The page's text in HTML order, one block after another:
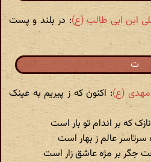
: در بلند و پست
ت
: اکنون که ز پیریم به عینک
که بر اندام تو بار است
عالم ز بهار است
جگر بر مژه عاشق زار است